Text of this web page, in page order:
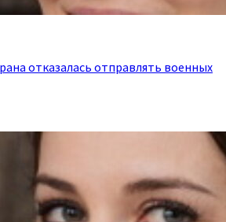
отказалась отправлять военных